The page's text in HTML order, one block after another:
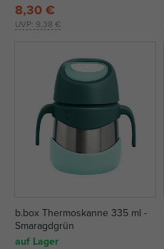
UVP: 9,38 €
8,30 €
b.box Thermoskanne 335 ml -
Smaragdgrün
auf Lager